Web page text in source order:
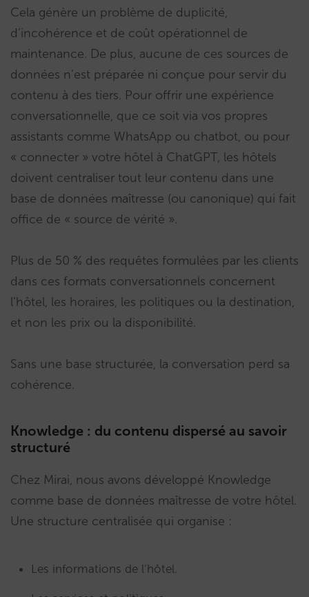
Cela génère un problème de duplicité,
d’incohérence et de coût opérationnel de
maintenance. De plus, aucune de ces sources de
données n’est préparée ni conçue pour servir du
contenu à des tiers. Pour offrir une expérience
conversationnelle, que ce soit via vos propres
assistants comme WhatsApp ou chatbot, ou pour
« connecter » votre hôtel à ChatGPT, les hôtels
doivent centraliser tout leur contenu dans une
base de données maîtresse (ou canonique) qui fait
office de « source de vérité ».
Plus de 50 % des requêtes formulées par les clients
dans ces formats conversationnels concernent
l’hôtel, les horaires, les politiques ou la destination,
et non les prix ou la disponibilité.
Sans une base structurée, la conversation perd sa
cohérence.
Knowledge : du contenu dispersé au savoir
structuré
Chez Mirai, nous avons développé Knowledge
comme base de données maîtresse de votre hôtel.
Une structure centralisée qui organise :
Les informations de l’hôtel.